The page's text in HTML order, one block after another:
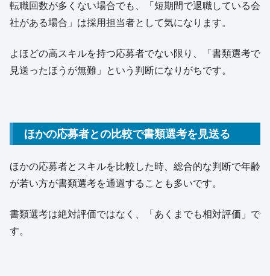
転職回数が多くない場合でも、「短期間で退職している会
社がある場合」は採用担当者として気になります。
よほどの高スキルを持つ応募者でない限り、「書類選考で
見送ったほうが無難」という判断になりがちです。
ほかの応募者との比較で書類選考を見送る
ほかの応募者とスキルを比較した時、総合的な判断で年齢
が若い方が書類選考を通過することも多いです。
書類選考は絶対評価ではなく、「あくまでも相対評価」で
す。